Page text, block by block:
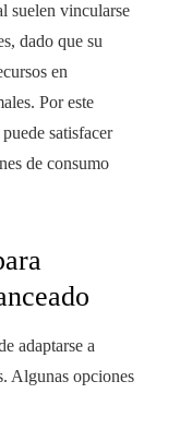
suelen vincularse
dado que su
en
Por este
satisfacer
de consumo
adaptarse a
Algunas opciones